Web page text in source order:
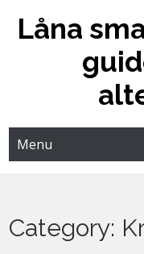
contentLåna
Menu
Category: